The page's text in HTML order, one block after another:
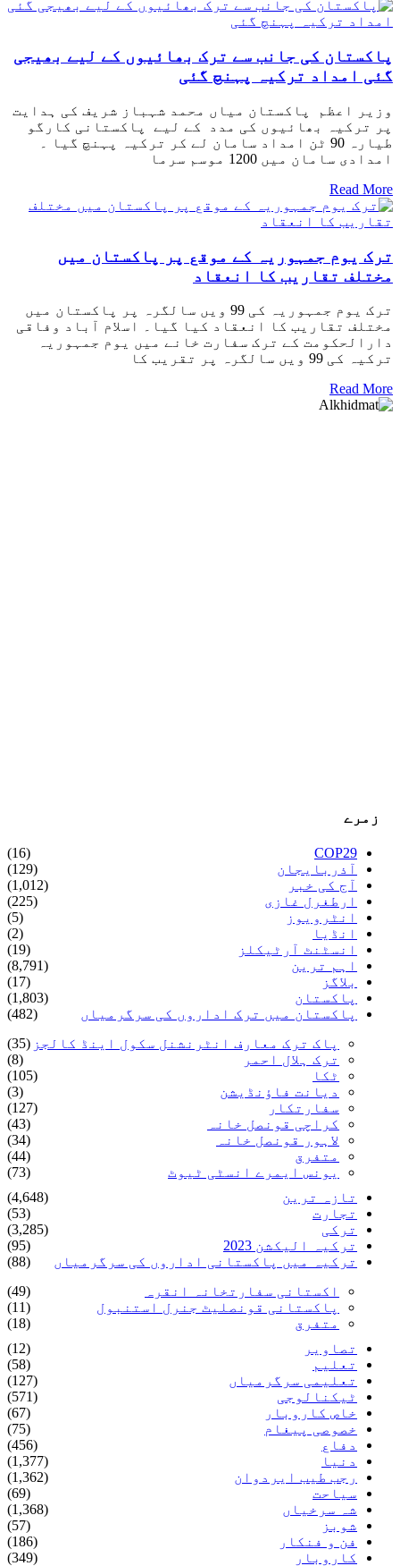
پاکستان کی جانب سے ترک بھائیوں کے لیے بھیجی
گئی امداد ترکیہ پہنچ گئی
وزیر اعظم پاکستان میاں محمد شہباز شریف کی ہدایت
پر ترکیہ بھائیوں کی مدد کے لیے پاکستانی کارگو
طیارہ 90 ٹن امداد سامان لے کر ترکیہ پہنچ گیا ۔
امدادی سامان میں 1200 موسم سرما
Read More
ترک یوم جمہوریہ کے موقع پر پاکستان میں
مختلف تقاریب کا انعقاد
ترک یوم جمہوریہ کی 99 ویں سالگرہ پر پاکستان میں
مختلف تقاریب کا انعقاد کیا گیا۔ اسلام آباد وفاقی
دارالحکومت کے ترک سفارت خانے میں یوم جمہوریہ
ترکیہ کی 99 ویں سالگرہ پر تقریب کا
Read More
زمرے
COP29
(16)
آذربایجان
(129)
آج کی خبر
(1,012)
ارطغرل غازی
(225)
انٹرویوز
(5)
انڈیا
(2)
انسٹنٹ آرٹیکلز
(19)
اہم ترین
(8,791)
بلاگز
(17)
پاکستان
(1,803)
پاکستان میں ترک اداروں کی سرگرمیاں
(482)
پاک ترک معارف انٹرنشنل سکول اینڈ کالجز (35)
ترک ہلال احمر
(8)
ٹکا
(105)
دیانت فاؤنڈیشن
(3)
سفارتکار
(127)
کراچی قونصل خانہ
(43)
لاہور قونصل خانہ
(34)
متفرق
(44)
یونس ایمرے انسٹی ٹیوٹ
(73)
تازہ ترین
(4,648)
تجارت
(53)
ترکی
(3,285)
ترکیہ الیکشن 2023
(95)
ترکیہ میں پاکستانی اداروں کی سرگرمیاں
(88)
اکستانی سفارتخانہ انقرہ
(49)
پاکستانی قونصلیٹ جنرل استنبول
(11)
متفرق
(18)
تصاویر
(12)
تعلیم
(58)
تعلیمی سرگرمیاں
(127)
ٹیکنالوجی
(571)
خاص کاروبار
(67)
خصوصی پیغام
(75)
دفاع
(456)
دنیا
(1,377)
رجب طیب ایردوان
(1,362)
سیاحت
(69)
شہ سرخیاں
(1,368)
شوبز
(57)
فن و فنکار
(186)
کاروبار
(349)